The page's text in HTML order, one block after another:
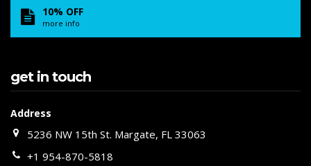
10% OFF
more info
get in touch
Address
5236 NW 15th St. Margate, FL 33063
+1 954-870-5818